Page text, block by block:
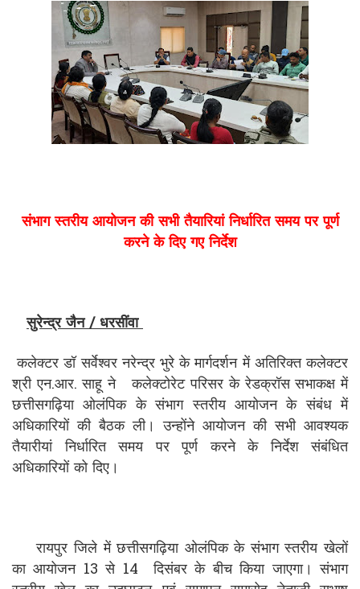
संभाग स्तरीय आयोजन की सभी तैयारियां निर्धारित समय पर पूर्ण
करने के दिए गए निर्देश
सुरेन्द्र जैन / धरसींवा
कलेक्टर डॉ सर्वेश्वर नरेन्द्र भुरे के मार्गदर्शन में अतिरिक्त कलेक्टर
श्री एन.आर. साहू ने कलेक्टोरेट परिसर के रेडक्रॉस सभाकक्ष में
छत्तीसगढ़िया ओलंपिक के संभाग स्तरीय आयोजन के संबंध में
अधिकारियों की बैठक ली। उन्होंने आयोजन की सभी आवश्यक
तैयारीयां निर्धारित समय पर पूर्ण करने के निर्देश संबंधित
अधिकारियों को दिए।
रायपुर जिले में छत्तीसगढ़िया ओलंपिक के संभाग स्तरीय खेलों
का आयोजन 13 से 14 दिसंबर के बीच किया जाएगा। संभाग